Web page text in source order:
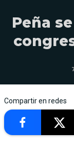
Peña
Compartir en redes